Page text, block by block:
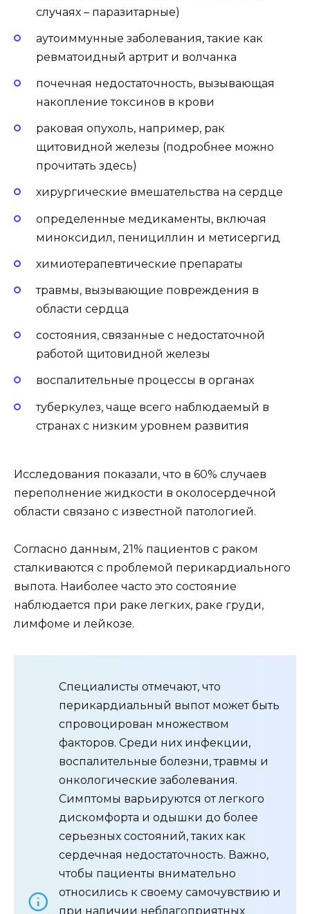
случаях – паразитарные)
аутоиммунные заболевания, такие как
ревматоидный артрит и волчанка
почечная недостаточность, вызывающая
накопление токсинов в крови
раковая опухоль, например, рак
щитовидной железы (подробнее можно
прочитать здесь)
хирургические вмешательства на сердце
определенные медикаменты, включая
миноксидил, пенициллин и метисергид
химиотерапевтические препараты
травмы, вызывающие повреждения в
области сердца
состояния, связанные с недостаточной
работой щитовидной железы
воспалительные процессы в органах
туберкулез, чаще всего наблюдаемый в
странах с низким уровнем развития
Исследования показали, что в 60% случаев
переполнение жидкости в околосердечной
области связано с известной патологией.
Согласно данным, 21% пациентов с раком
сталкиваются с проблемой перикардиального
выпота. Наиболее часто это состояние
наблюдается при раке легких, раке груди,
лимфоме и лейкозе.
Специалисты отмечают, что
перикардиальный выпот может быть
спровоцирован множеством
факторов. Среди них инфекции,
воспалительные болезни, травмы и
онкологические заболевания.
Симптомы варьируются от легкого
дискомфорта и одышки до более
серьезных состояний, таких как
сердечная недостаточность. Важно,
чтобы пациенты внимательно
относились к своему самочувствию и
при наличии неблагоприятных